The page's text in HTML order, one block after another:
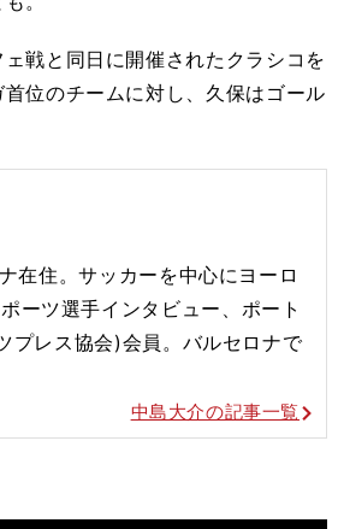
戦と同日に開催されたクラシコを
位のチームに対し、久保はゴール
在住。サッカーを中心にヨーロ
ーツ選手インタビュー、ポート
プレス協会)会員。バルセロナで
中島大介の記事一覧